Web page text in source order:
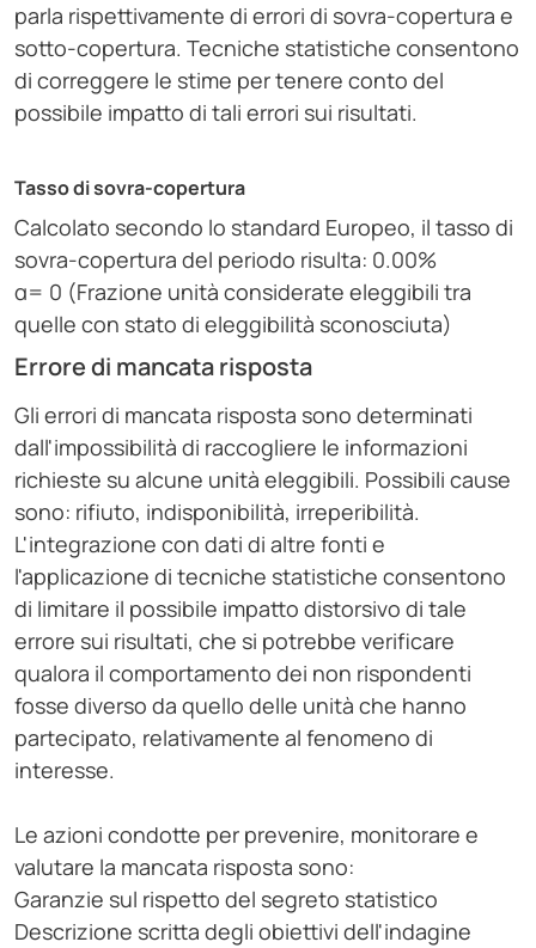
parla rispettivamente di errori di sovra-copertura e
sotto-copertura. Tecniche statistiche consentono
di correggere le stime per tenere conto del
possibile impatto di tali errori sui risultati.
Tasso di sovra-copertura
Calcolato secondo lo standard Europeo, il tasso di
sovra-copertura del periodo risulta: 0.00%
α= 0 (Frazione unità considerate eleggibili tra
quelle con stato di eleggibilità sconosciuta)
Errore di mancata risposta
Gli errori di mancata risposta sono determinati
dall'impossibilità di raccogliere le informazioni
richieste su alcune unità eleggibili. Possibili cause
sono: rifiuto, indisponibilità, irreperibilità.
L'integrazione con dati di altre fonti e
l'applicazione di tecniche statistiche consentono
di limitare il possibile impatto distorsivo di tale
errore sui risultati, che si potrebbe verificare
qualora il comportamento dei non rispondenti
fosse diverso da quello delle unità che hanno
partecipato, relativamente al fenomeno di
interesse.
Le azioni condotte per prevenire, monitorare e
valutare la mancata risposta sono:
Garanzie sul rispetto del segreto statistico
Descrizione scritta degli obiettivi dell'indagine